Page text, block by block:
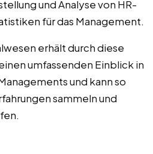
und Analyse von HR-
für das Management.
erhält durch diese
umfassenden Einblick in
und kann so
sammeln und